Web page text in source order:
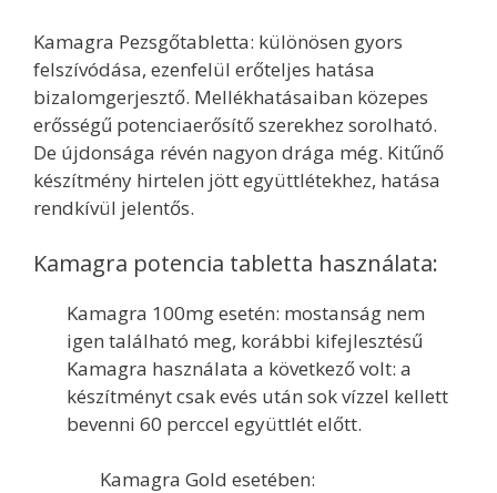
Kamagra Pezsgőtabletta: különösen gyors
felszívódása, ezenfelül erőteljes hatása
bizalomgerjesztő. Mellékhatásaiban közepes
erősségű potenciaerősítő szerekhez sorolható.
De újdonsága révén nagyon drága még. Kitűnő
készítmény hirtelen jött együttlétekhez, hatása
rendkívül jelentős.
Kamagra potencia tabletta használata:
Kamagra 100mg esetén: mostanság nem
igen található meg, korábbi kifejlesztésű
Kamagra használata a következő volt: a
készítményt csak evés után sok vízzel kellett
bevenni 60 perccel együttlét előtt.
Kamagra Gold esetében: